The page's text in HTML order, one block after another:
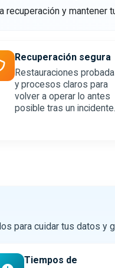
y mantener
Recuperación segura
Restauraciones
y procesos claros para
volver a operar lo antes
posible tras un incidente.
para cuidar tus datos y
Tiempos de